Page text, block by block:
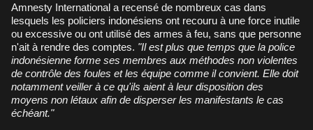
Amnesty International a recensé de nombreux cas dans
lesquels les policiers indonésiens ont recouru à une force inutile
ou excessive ou ont utilisé des armes à feu, sans que personne
n'ait à rendre des comptes. "Il est plus que temps que la police
indonésienne forme ses membres aux méthodes non violentes
de contrôle des foules et les équipe comme il convient. Elle doit
notamment veiller à ce qu'ils aient à leur disposition des
moyens non létaux afin de disperser les manifestants le cas
échéant."